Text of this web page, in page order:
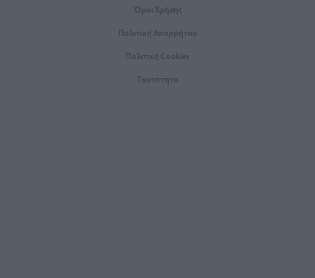
Όροι Xρήσης
Πολιτική Απορρήτου
Πολιτική Cookies
Ταυτότητα